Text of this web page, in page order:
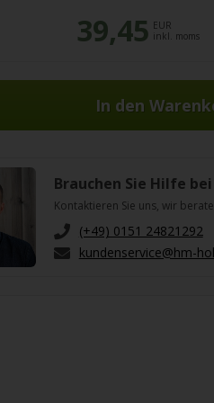
39,45 EUR
inkl. moms
Brauchen Sie Hilfe
Kontaktieren Sie uns, wir
(+49) 0151 24821292
kundenservice@hm-